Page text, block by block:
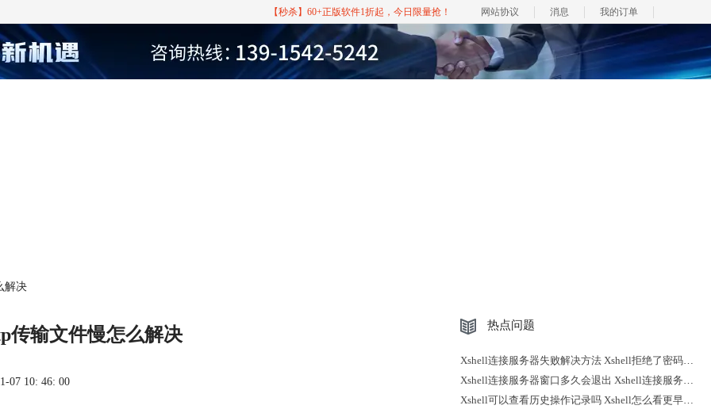
【秒杀】60+正版软件1折起，今日限量抢！ 网站协议 消息 我的订单
解决
传输文件慢怎么解决
07 10: 46: 00
热点问题
Xshell连接服务器失败解决方法 Xshell拒绝了密码怎么回事
Xshell连接服务器窗口多久会退出 Xshell连接服务器时不弹出登录提示
Xshell可以查看历史操作记录吗 Xshell怎么看更早之前的记录